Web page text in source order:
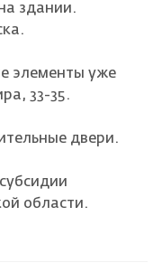
здании.
элементы уже
33-35.
двери.
области.